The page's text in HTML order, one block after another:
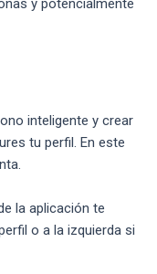
y potencialmente
inteligente y crear
tu perfil. En este
la aplicación te
o a la izquierda si